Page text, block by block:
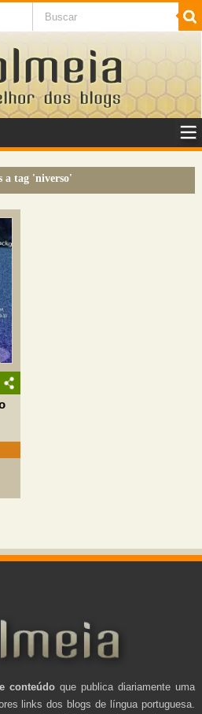
SaÃºde
a tag 'niverso'
conteúdo que publica diariamente uma
links dos blogs de língua portuguesa.